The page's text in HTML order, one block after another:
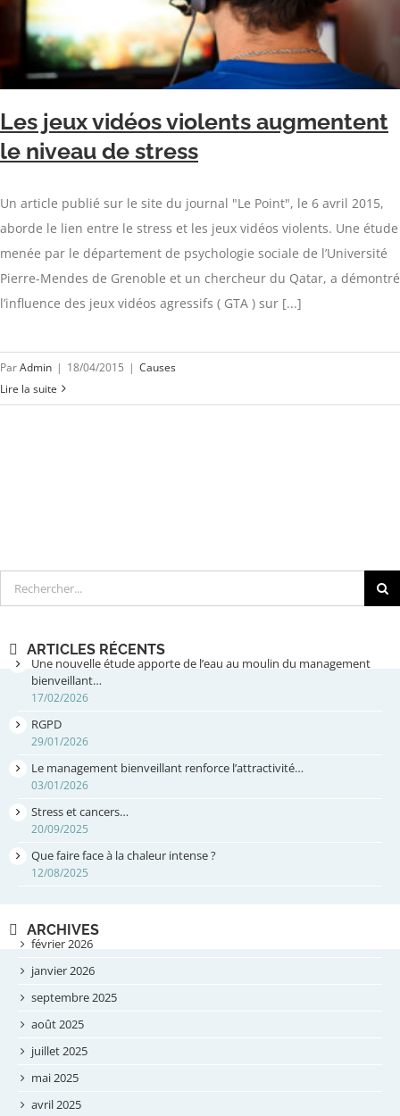
Les jeux vidéos violents augmentent
le niveau de stress
Un article publié sur le site du journal "Le Point", le 6 avril 2015,
aborde le lien entre le stress et les jeux vidéos violents. Une étude
menée par le département de psychologie sociale de l’Université
Pierre-Mendes de Grenoble et un chercheur du Qatar, a démontré
l’influence des jeux vidéos agressifs ( GTA ) sur [...]
ParAdmin | 18/04/2015 | Causes
Lire la suite
Rechercher
ARTICLES RÉCENTS
Une nouvelle étude apporte de l’eau au moulin du management
bienveillant…
17/02/2026
RGPD
29/01/2026
Le management bienveillant renforce l’attractivité…
03/01/2026
Stress et cancers…
20/09/2025
Que faire face à la chaleur intense ?
12/08/2025
ARCHIVES
février 2026
janvier 2026
septembre 2025
août 2025
juillet 2025
mai 2025
avril 2025